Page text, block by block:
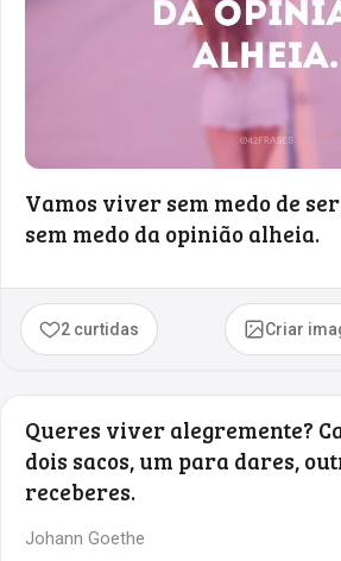
Vamos viver sem medo de
sem medo da opinião alheia.
2 curtidas Criar
Queres viver alegremente?
dois sacos, um para dares,
receberes.
Johann Goethe